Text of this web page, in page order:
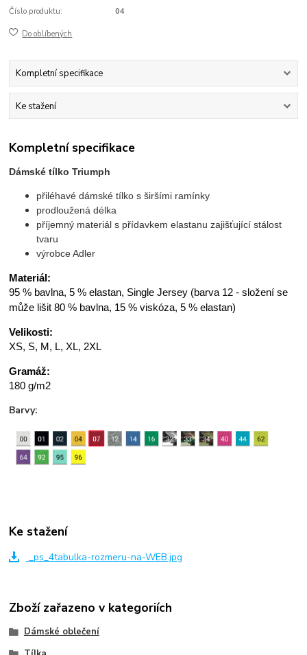
Číslo produktu: 04
Do oblíbených
Kompletní specifikace
Ke stažení
Kompletní specifikace
Dámské tílko Triumph
přiléhavé dámské tílko s širšími ramínky
prodloužená délka
příjemný materiál s přídavkem elastanu zajišťující stálost
tvaru
výrobce Adler
Materiál:
95 % bavlna, 5 % elastan, Single Jersey (barva 12 - složení se
může lišit 80 % bavlna, 15 % viskóza, 5 % elastan)
Velikosti:
XS, S, M, L, XL, 2XL
Gramáž:
180 g/m2
Barvy:
Ke stažení
_ps_4tabulka-rozmeru-na-WEB.jpg
Zboží zařazeno v kategoriích
Dámské oblečení